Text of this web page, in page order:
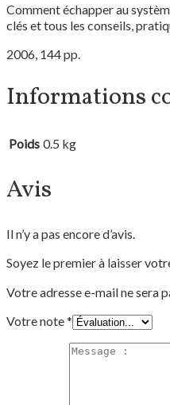
Comment échapper au
clés et tous les conseils,
2006, 144 pp.
Informations
Poids 0.5 kg
Avis
Il n’y a pas encore d’avis.
Soyez le premier à laisser
Votre adresse e-mail ne sera
Votre note*